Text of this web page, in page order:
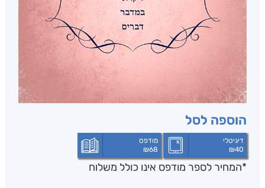
הוספה לסל
דיגיטלי
₪40
מודפס
₪68
*המחיר לספר מודפס אינו כולל משלוח